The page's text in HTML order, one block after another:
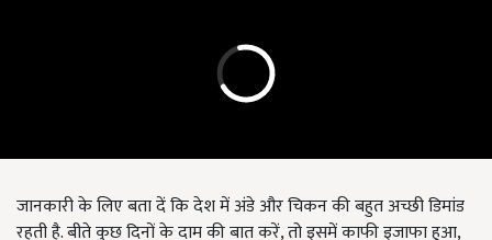
जानकारी के लिए बता दें कि देश में अंडे और चिकन की बहुत अच्छी डिमांड
रहती है. बीते कुछ दिनों के दाम की बात करें, तो इसमें काफी इजाफा हुआ,